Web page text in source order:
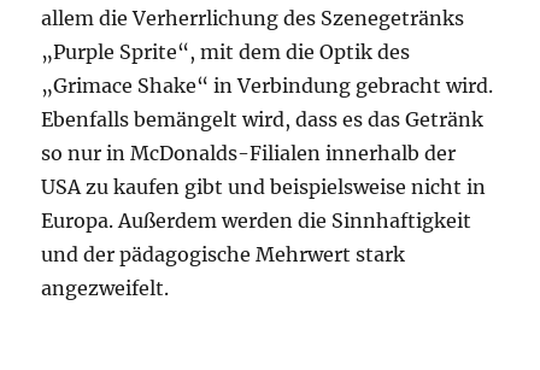
allem die Verherrlichung des Szenegetränks
„Purple Sprite“, mit dem die Optik des
„Grimace Shake“ in Verbindung gebracht wird.
Ebenfalls bemängelt wird, dass es das Getränk
so nur in McDonalds-Filialen innerhalb der
USA zu kaufen gibt und beispielsweise nicht in
Europa. Außerdem werden die Sinnhaftigkeit
und der pädagogische Mehrwert stark
angezweifelt.